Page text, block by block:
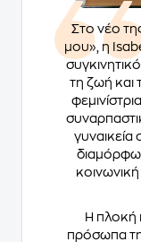
Στο νέο
μου» , η
τη ζωή και
γυναικεία
Η πλοκή
πρόσωπα